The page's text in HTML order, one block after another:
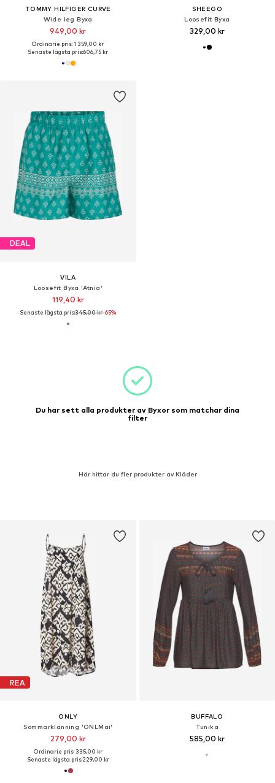
TOMMY HILFIGER CURVE
Wide leg Byxa
949,00 kr
Ordinarie pris: 1 359,00 kr
Senaste lägsta pris:606,75 kr
SHEEGO
Loosefit Byxa
329,00 kr
DEAL
VILA
Loosefit Byxa 'Atnia'
119,40 kr
Senaste lägsta pris:345,00 kr-65%
Du har sett alla produkter av Byxor som matchar dina
filter
Här hittar du fler produkter av Kläder
REA
ONLY
Sommarklänning 'ONLMai'
279,00 kr
Ordinarie pris: 335,00 kr
Senaste lägsta pris:229,00 kr
BUFFALO
Tunika
585,00 kr